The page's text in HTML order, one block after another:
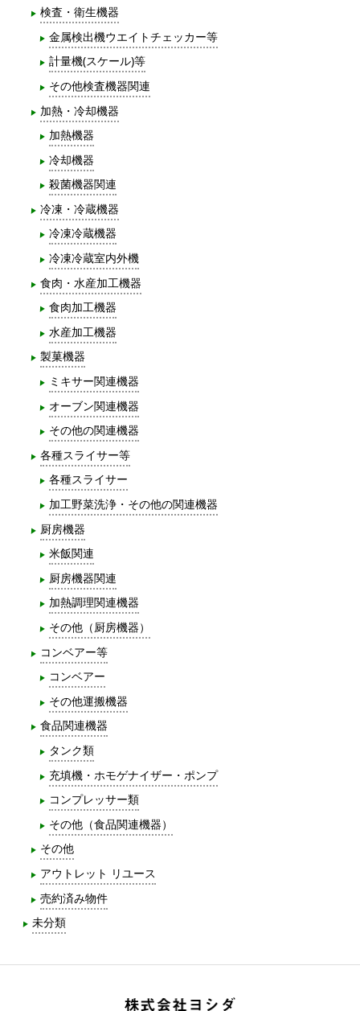
検査・衛生機器
金属検出機ウエイトチェッカー等
計量機(スケール)等
その他検査機器関連
加熱・冷却機器
加熱機器
冷却機器
殺菌機器関連
冷凍・冷蔵機器
冷凍冷蔵機器
冷凍冷蔵室内外機
食肉・水産加工機器
食肉加工機器
水産加工機器
製菓機器
ミキサー関連機器
オーブン関連機器
その他の関連機器
各種スライサー等
各種スライサー
加工野菜洗浄・その他の関連機器
厨房機器
米飯関連
厨房機器関連
加熱調理関連機器
その他（厨房機器）
コンベアー等
コンベアー
その他運搬機器
食品関連機器
タンク類
充填機・ホモゲナイザー・ポンプ
コンプレッサー類
その他（食品関連機器）
その他
アウトレット リユース
売約済み物件
未分類